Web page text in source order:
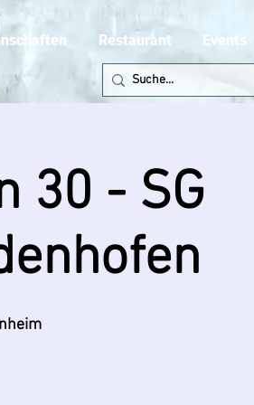
Restaurant Events
30 - SG